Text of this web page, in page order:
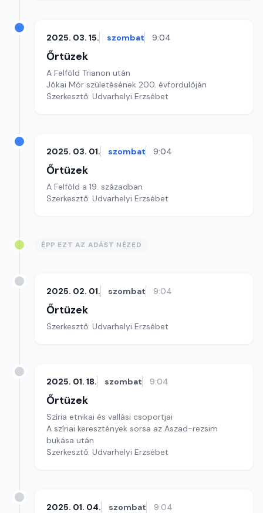
2025. 03. 15. szombat 9:04
Őrtüzek
A Felföld Trianon után
Jókai Mór születésének 200. évfordulóján
Szerkesztő: Udvarhelyi Erzsébet
2025. 03. 01. szombat 9:04
Őrtüzek
A Felföld a 19. században
Szerkesztő: Udvarhelyi Erzsébet
ÉPP EZT AZ ADÁST NÉZED
2025. 02. 01. szombat 9:04
Őrtüzek
Szerkesztő: Udvarhelyi Erzsébet
2025. 01. 18. szombat 9:04
Őrtüzek
Szíria etnikai és vallási csoportjai
A szíriai keresztények sorsa az Aszad-rezsim
bukása után
Szerkesztő: Udvarhelyi Erzsébet
2025. 01. 04. szombat 9:04